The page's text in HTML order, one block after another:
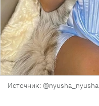
Источник: @nyusha_nyusha